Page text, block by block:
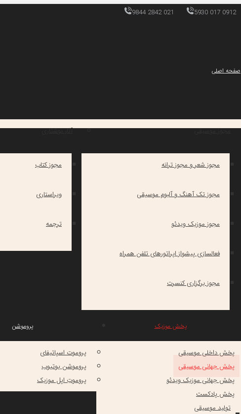
9844 2842 021 5930 017 0912
صفحه اصلی
مجوز موسیقی
مجوز شعر و مجوز ترانه
مجوز تک آهنگ و آلبوم موسیقی
مجوز موزیک ویدئو
فعالسازی پیشواز اپراتورهای تلفن همراه
مجوز برگزاری کنسرت
آثار نوشتاری
مجوز کتاب
ویراستاری
ترجمه
پخش موزیک
پخش داخلی موسیقی
پخش جهانی موسیقی
پخش جهانی موزیک ویدئو
پخش پادکست
تولید موسیقی
پروموشن
پروموت اسپاتیفای
پروموشن یوتیوب
پروموتِ اپل موزیک